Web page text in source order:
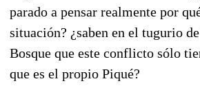
parado a pensar realmente por
situación? ¿saben en el tugurio
Bosque que este conflicto sólo
que es el propio Piqué?